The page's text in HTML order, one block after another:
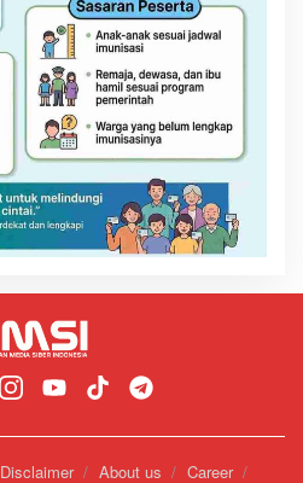
Disclaimer About us
Career